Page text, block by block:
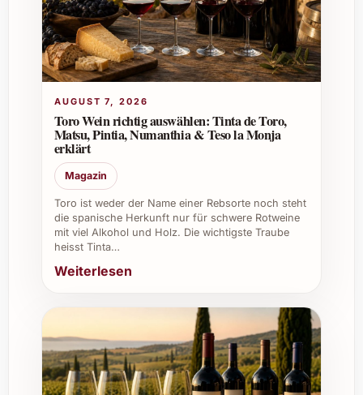
jede Speisekarte und begeistert Gäste
durch seine ausgewogene Qualität.
Weinkeller:Ideale Ergänzung für
Sammler, dank seiner Lagerfähigkeit
Gönnen Sie sich und Ihren Lieben den Genuss
von Domaine Mee Godard Les Michelons
AOC Moulin à Vent Tinto 2021 – ein Wein, der
jeden Anlass zu einem besonderen Erlebnis
macht.
AUGUST 7, 2026
Toro Wein richtig auswählen: Tinta de Toro,
Matsu, Pintia, Numanthia & Teso la Monja
erklärt
Magazin
Toro ist weder der Name einer Rebsorte noch steht
die spanische Herkunft nur für schwere Rotweine
mit viel Alkohol und Holz. Die wichtigste Traube
heisst Tinta…
Weiterlesen